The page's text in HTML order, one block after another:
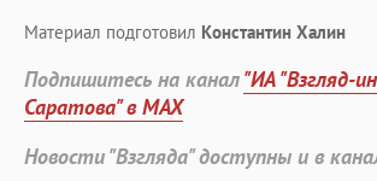
Материал подготовил Константин Халин
Подпишитесь на канал"ИА "Взгляд-
Саратова" в MAX
Новости "Взгляда" доступны и в